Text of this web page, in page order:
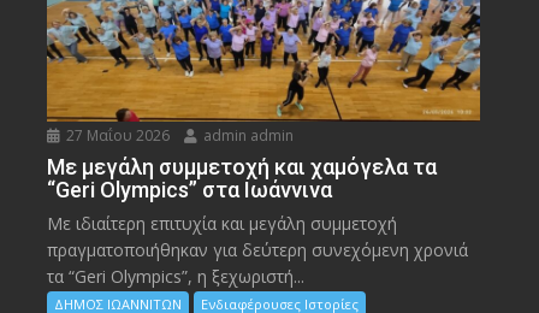
27 Μαΐου 2026 admin admin
Με μεγάλη συμμετοχή και χαμόγελα τα
“Geri Olympics” στα Ιωάννινα
Με ιδιαίτερη επιτυχία και μεγάλη συμμετοχή
πραγματοποιήθηκαν για δεύτερη συνεχόμενη χρονιά
τα “Geri Olympics”, η ξεχωριστή...
ΔΗΜΟΣ ΙΩΑΝΝΙΤΩΝ Ενδιαφέρουσες Ιστορίες